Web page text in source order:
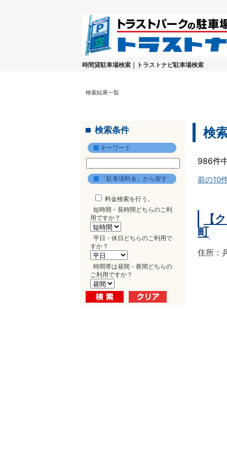
時間貸駐車場検索｜トラストナビ駐車場検索
検索結果一覧
検索条件
キーワード
「駐車場料金」から探す
料金検索を行う。
短時間・長時間どちらのご利
用ですか？
平日・休日どちらのご利用で
すか？
時間帯は昼間・夜間どちらの
ご利用ですか？
検
986件
前の10
【
町
住所：